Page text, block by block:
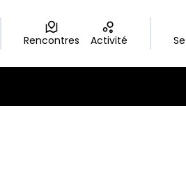
Rencontres Activité